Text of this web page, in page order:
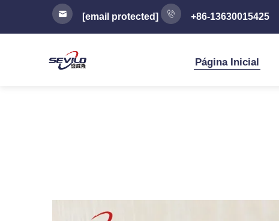
[email protected] +86-13630015425
Página Inicial